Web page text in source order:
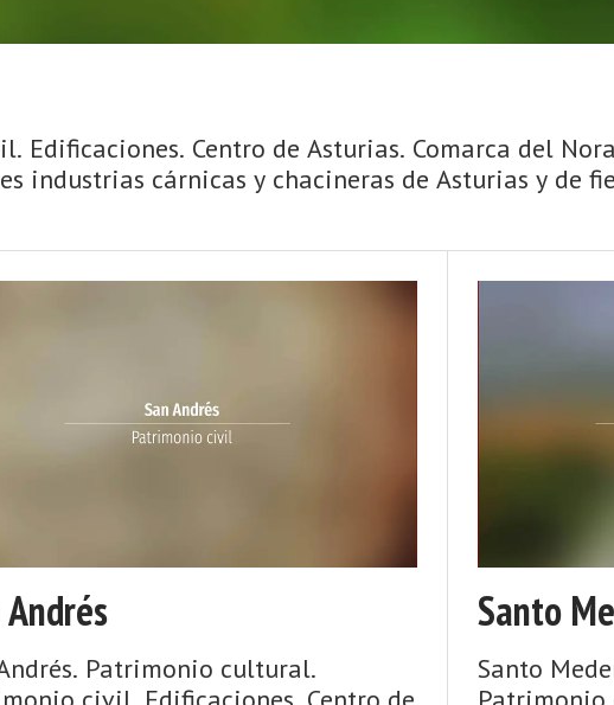
Centro de Asturias. Comarca del
industrias cárnicas y chacineras de Asturias y de
Patrimonio cultural.
Santo
Santo